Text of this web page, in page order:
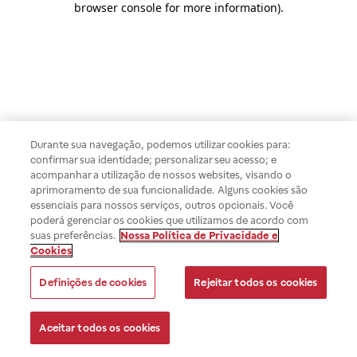
browser console for more information).
Durante sua navegação, podemos utilizar cookies para:
confirmar sua identidade; personalizar seu acesso; e
acompanhar a utilização de nossos websites, visando o
aprimoramento de sua funcionalidade. Alguns cookies são
essenciais para nossos serviços, outros opcionais. Você
poderá gerenciar os cookies que utilizamos de acordo com
suas preferências. Nossa Política de Privacidade e
Cookies
Definições de cookies Rejeitar todos os cookies
Aceitar todos os cookies